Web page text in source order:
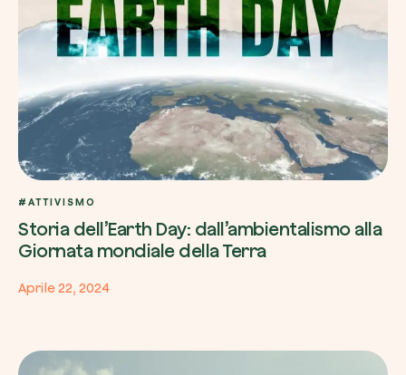
#ATTIVISMO
Storia dell’Earth Day: dall’ambientalismo alla
Giornata mondiale della Terra
Aprile 22, 2024